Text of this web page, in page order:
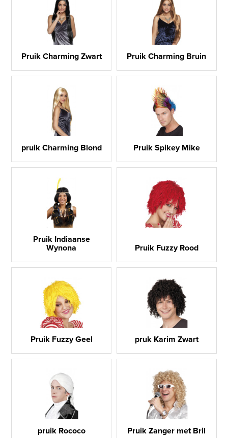
Pruik Charming Zwart Pruik Charming Bruin
pruik Charming Blond Pruik Spikey Mike
Pruik Indiaanse
Wynona
Pruik Fuzzy Rood
Pruik Fuzzy Geel pruk Karim Zwart
pruik Rococo Pruik Zanger met Bril